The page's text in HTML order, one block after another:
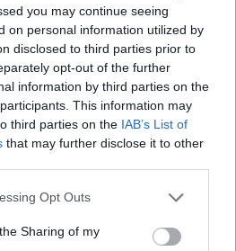
you may continue seeing
on personal information utilized by
disclosed to third parties prior to
opt-out of the further
information by third parties on the
This information may
third parties on the IAB’s List of
that may further disclose it to other
Opt Outs
Sharing of my
a fiatal lányokat 14. rész
– Miért nem hiszünk a
kifejezések laza